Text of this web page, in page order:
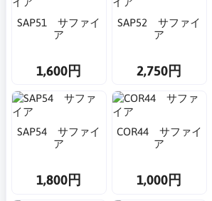
SAP51 サファイ
ア
1,600円
SAP52 サファイ
ア
2,750円
SAP54 サファイ
ア
1,800円
COR44 サファイ
ア
1,000円